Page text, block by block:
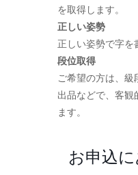
を取得します。
正しい姿勢
正しい姿勢で字を
段位取得
ご希望の方は、
出品などで、客観
ます。
お申込